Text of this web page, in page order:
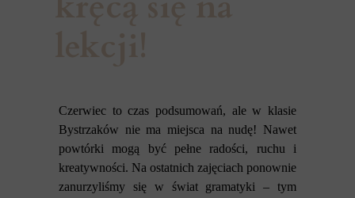
Czerwiec to czas podsumowań, ale w klasie
Bystrzaków nie ma miejsca na nudę! Nawet
powtórki mogą być pełne radości, ruchu i
kreatywności. Na ostatnich zajęciach ponownie
zanurzyliśmy się w świat gramatyki – tym